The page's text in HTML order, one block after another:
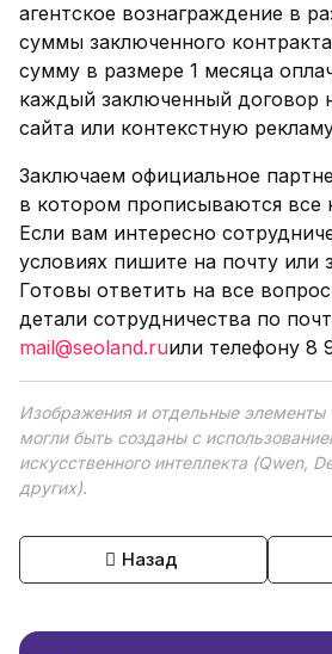
агентское вознаграждение в
суммы заключенного
сумму в размере 1 месяца
каждый заключенный договор
сайта или контекстную
Заключаем официальное
в котором прописываются все
Если вам интересно
условиях пишите на почту или
Готовы ответить на все
детали сотрудничества по
mail@seoland.ruили телефону 8
Изображения и отдельные элементы
могли быть созданы с
искусственного интеллекта (Qwen,
других).
Назад